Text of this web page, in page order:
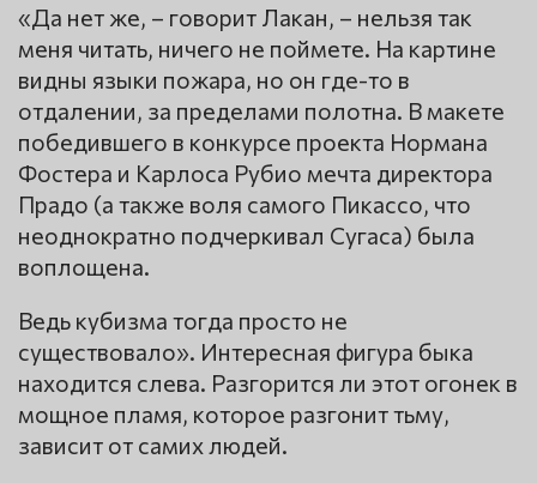
«Да нет же, – говорит Лакан, – нельзя так
меня читать, ничего не поймете. На картине
видны языки пожара, но он где-то в
отдалении, за пределами полотна. В макете
победившего в конкурсе проекта Нормана
Фостера и Карлоса Рубио мечта директора
Прадо (а также воля самого Пикассо, что
неоднократно подчеркивал Сугаса) была
воплощена.
Ведь кубизма тогда просто не
существовало». Интересная фигура быка
находится слева. Разгорится ли этот огонек в
мощное пламя, которое разгонит тьму,
зависит от самих людей.